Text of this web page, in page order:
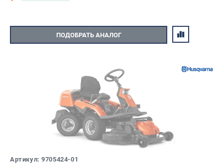
ПОДОБРАТЬ АНАЛОГ
Артикул: 9705424-01